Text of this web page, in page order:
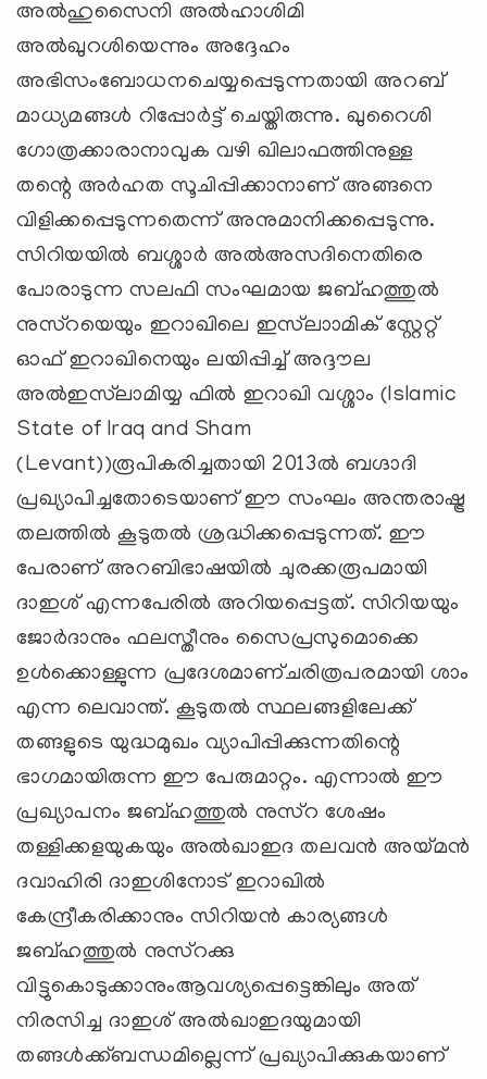
അല്‍ഹുസൈനി അല്‍ഹാശിമി
അല്‍ഖുറശിയെന്നും അദ്ദേഹം
അഭിസംബോധനചെയ്യപ്പെടുന്നതായി അറബ്
മാധ്യമങ്ങള്‍ റിപ്പോര്‍ട്ട് ചെയ്തിരുന്നു. ഖുറൈശി
ഗോത്രക്കാരാനാവുക വഴി ഖിലാഫത്തിനുള്ള
തന്റെ അര്‍ഹത സൂചിപ്പിക്കാനാണ് അങ്ങനെ
വിളിക്കപ്പെടുന്നതെന്ന് അനുമാനിക്കപ്പെടുന്നു.
സിറിയയില്‍ ബശ്ശാര്‍ അല്‍അസദിനെതിരെ
പോരാടുന്ന സലഫി സംഘമായ ജബ്ഹത്തുല്‍
നുസ്‌റയെയും ഇറാഖിലെ ഇസ്‌ലാാമിക് സ്റ്റേറ്റ്
ഓഫ് ഇറാഖിനെയും ലയിപ്പിച്ച് അദ്ദൗല
അല്‍ഇസ്‌ലാമിയ്യ ഫില്‍ ഇറാഖി വശ്ശാം (Islamic
State of Iraq and Sham
(Levant))രൂപികരിച്ചതായി 2013ല്‍ ബഗ്ദാദി
പ്രഖ്യാപിച്ചതോടെയാണ് ഈ സംഘം അന്തരാഷ്ട്ര
തലത്തില്‍ കൂടുതല്‍ ശ്രദ്ധിക്കപ്പെടുന്നത്. ഈ
പേരാണ് അറബിഭാഷയില്‍ ചുരക്കരൂപമായി
ദാഇശ് എന്നപേരില്‍ അറിയപ്പെട്ടത്. സിറിയയും
ജോര്‍ദാനും ഫലസ്തീനും സൈപ്രസുമൊക്കെ
ഉള്‍ക്കൊള്ളുന്ന പ്രദേശമാണ്ചരിത്രപരമായി ശാം
എന്ന ലെവാന്ത്. കൂടുതല്‍ സ്ഥലങ്ങളിലേക്ക്
തങ്ങളുടെ യുദ്ധമുഖം വ്യാപിപ്പിക്കുന്നതിന്റെ
ഭാഗമായിരുന്ന ഈ പേരുമാറ്റം. എന്നാല്‍ ഈ
പ്രഖ്യാപനം ജബ്ഹത്തുല്‍ നുസ്‌റ ശേഷം
തള്ളിക്കളയുകയും അല്‍ഖാഇദ തലവന്‍ അയ്മന്‍
ദവാഹിരി ദാഇശിനോട് ഇറാഖില്‍
കേന്ദ്രീകരിക്കാനും സിറിയന്‍ കാര്യങ്ങള്‍
ജബ്ഹത്തുല്‍ നുസ്‌റക്കു
വിട്ടുകൊടുക്കാനുംആവശ്യപ്പെട്ടെങ്കിലും അത്
നിരസിച്ച ദാഇശ് അല്‍ഖാഇദയുമായി
തങ്ങള്‍ക്ക്ബന്ധമില്ലെന്ന് പ്രഖ്യാപിക്കുകയാണ്